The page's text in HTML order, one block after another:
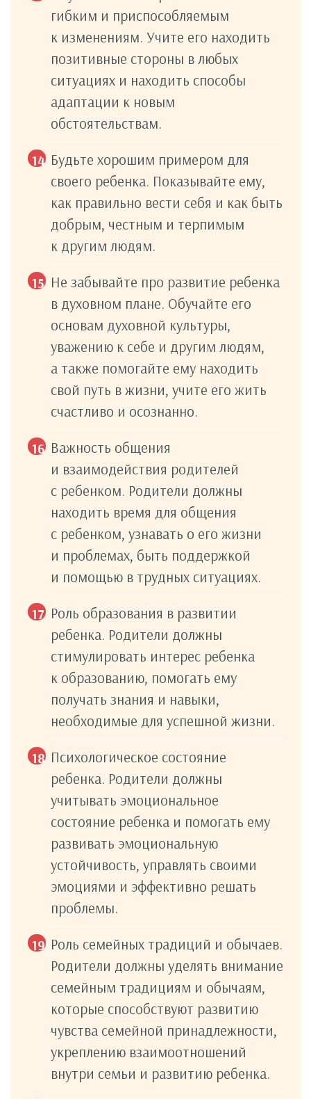
гибким и приспособляемым
к изменениям. Учите его находить
позитивные стороны в любых
ситуациях и находить способы
адаптации к новым
обстоятельствам.
Будьте хорошим примером для
своего ребенка. Показывайте ему,
как правильно вести себя и как быть
добрым, честным и терпимым
к другим людям.
Не забывайте про развитие ребенка
в духовном плане. Обучайте его
основам духовной культуры,
уважению к себе и другим людям,
а также помогайте ему находить
свой путь в жизни, учите его жить
счастливо и осознанно.
Важность общения
и взаимодействия родителей
с ребенком. Родители должны
находить время для общения
с ребенком, узнавать о его жизни
и проблемах, быть поддержкой
и помощью в трудных ситуациях.
Роль образования в развитии
ребенка. Родители должны
стимулировать интерес ребенка
к образованию, помогать ему
получать знания и навыки,
необходимые для успешной жизни.
Психологическое состояние
ребенка. Родители должны
учитывать эмоциональное
состояние ребенка и помогать ему
развивать эмоциональную
устойчивость, управлять своими
эмоциями и эффективно решать
проблемы.
Роль семейных традиций и обычаев.
Родители должны уделять внимание
семейным традициям и обычаям,
которые способствуют развитию
чувства семейной принадлежности,
укреплению взаимоотношений
внутри семьи и развитию ребенка.